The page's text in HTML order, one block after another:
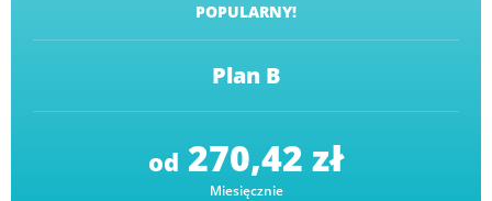
POPULARNY!
Plan B
od 270,42 zł
Miesięcznie